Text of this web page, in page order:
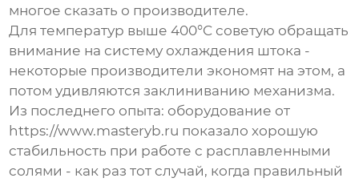
многое сказать о производителе.
Для температур выше 400°C советую обращать
внимание на систему охлаждения штока -
некоторые производители экономят на этом, а
потом удивляются заклиниванию механизма.
Из последнего опыта: оборудование от
https://www.masteryb.ru показало хорошую
стабильность при работе с расплавленными
солями - как раз тот случай, когда правильный